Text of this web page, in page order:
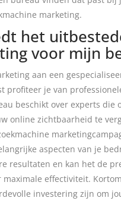
marketing.
het
voor mijn
aan een
profiteer je van
beschikt over experts die
online zichtbaarheid te
aspecten van je
resultaten en kan het de
effectiviteit.
investering zijn om